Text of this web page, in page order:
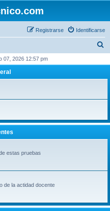
Identificarse
Registrarse
c
07, 2026 12:57 pm
estas pruebas
de la actidad docente